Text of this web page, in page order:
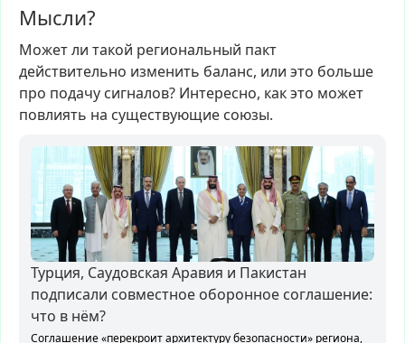
Мысли?
Можетли такой региональный пакт
действительно изменить баланс, или это больше
про подачу сигналов? Интересно, какэто может
повлиять на существующие союзы.
Турция, Саудовская Аравия и Пакистан
подписали совместное оборонное соглашение:
что в нём?
Соглашение «перекроит архитектуру безопасности» региона,